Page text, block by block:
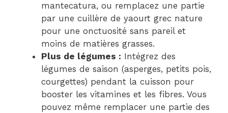
mantecatura, ou remplacez une partie
par une cuillère de yaourt grec nature
pour une onctuosité sans pareil et
moins de matières grasses.
Plus de légumes : Intégrez des
légumes de saison (asperges, petits pois,
courgettes) pendant la cuisson pour
booster les vitamines et les fibres. Vous
pouvez même remplacer une partie des